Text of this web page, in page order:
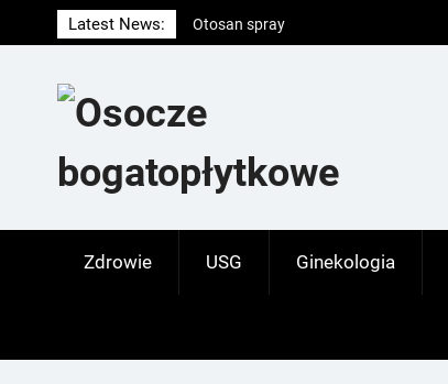
to
Latest News:
Otosan spray
Korony
Zdrowie USG Ginekologia